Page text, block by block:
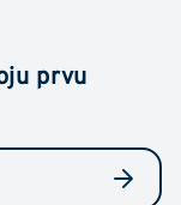
prvu